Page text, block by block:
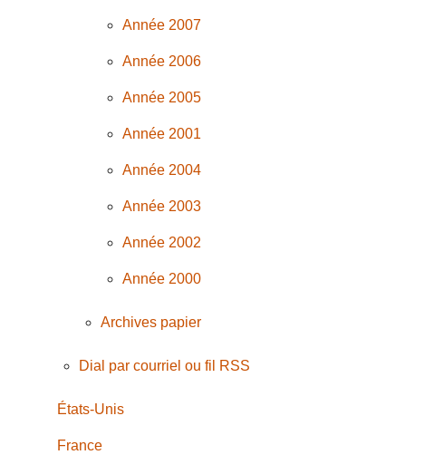
Année 2007
Année 2006
Année 2005
Année 2001
Année 2004
Année 2003
Année 2002
Année 2000
Archives papier
Dial par courriel ou fil RSS
États-Unis
France